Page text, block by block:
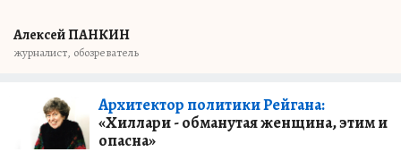
Алексей ПАНКИН
журналист, обозреватель
Архитектор политики Рейгана:
«Хиллари - обманутая женщина, этим и
опасна»